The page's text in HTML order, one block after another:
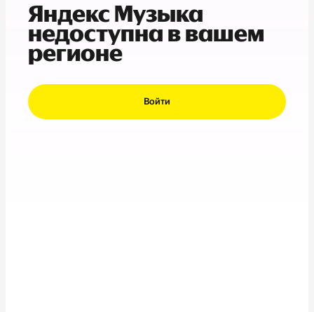
Яндекс Музыка
недоступна в вашем
регионе
Войти